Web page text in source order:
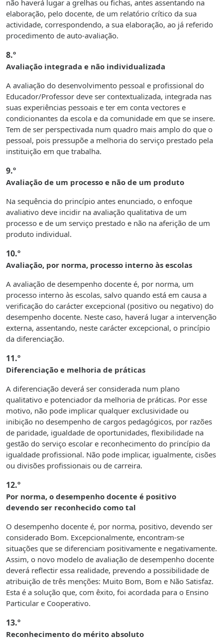
não haverá lugar a grelhas ou fichas, antes assentando na
elaboração, pelo docente, de um relatório crítico da sua
actividade, correspondendo, a sua elaboração, ao já referido
procedimento de auto-avaliação.
8.º
Avaliação integrada e não individualizada
A avaliação do desenvolvimento pessoal e profissional do
Educador/Professor deve ser contextualizada, integrada nas
suas experiências pessoais e ter em conta vectores e
condicionantes da escola e da comunidade em que se insere.
Tem de ser perspectivada num quadro mais amplo do que o
pessoal, pois pressupõe a melhoria do serviço prestado pela
instituição em que trabalha.
9.º
Avaliação de um processo e não de um produto
Na sequência do princípio antes enunciado, o enfoque
avaliativo deve incidir na avaliação qualitativa de um
processo e de um serviço prestado e não na aferição de um
produto individual.
10.º
Avaliação, por norma, processo interno às escolas
A avaliação de desempenho docente é, por norma, um
processo interno às escolas, salvo quando está em causa a
verificação do carácter excepcional (positivo ou negativo) do
desempenho docente. Neste caso, haverá lugar a intervenção
externa, assentando, neste carácter excepcional, o princípio
da diferenciação.
11.º
Diferenciação e melhoria de práticas
A diferenciação deverá ser considerada num plano
qualitativo e potenciador da melhoria de práticas. Por esse
motivo, não pode implicar qualquer exclusividade ou
inibição no desempenho de cargos pedagógicos, por razões
de paridade, igualdade de oportunidades, flexibilidade na
gestão do serviço escolar e reconhecimento do princípio da
igualdade profissional. Não pode implicar, igualmente, cisões
ou divisões profissionais ou de carreira.
12.º
Por norma, o desempenho docente é positivo
devendo ser reconhecido como tal
O desempenho docente é, por norma, positivo, devendo ser
considerado Bom. Excepcionalmente, encontram-se
situações que se diferenciam positivamente e negativamente.
Assim, o novo modelo de avaliação de desempenho docente
deverá reflectir essa realidade, prevendo a possibilidade de
atribuição de três menções: Muito Bom, Bom e Não Satisfaz.
Esta é a solução que, com êxito, foi acordada para o Ensino
Particular e Cooperativo.
13.º
Reconhecimento do mérito absoluto